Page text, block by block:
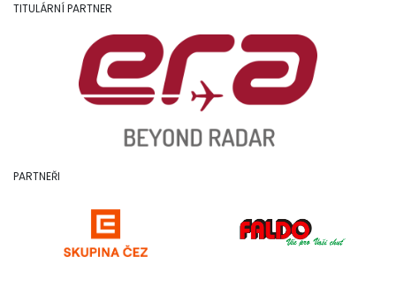
TITULÁRNÍ PARTNER
PARTNEŘI